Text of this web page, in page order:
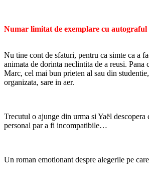
Numar limitat de exemplare cu autograful
Nu tine cont de sfaturi, pentru ca simte ca a
animata de dorinta neclintita de a reusi. Pana
Marc, cel mai bun prieten al sau din
organizata, sare in aer.
Trecutul o ajunge din urma si Yaël descopera
personal par a fi incompatibile…
Un roman emotionant despre alegerile pe